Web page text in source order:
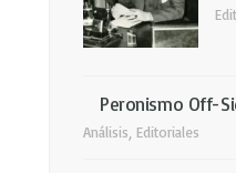
Peronismo Off-
Análisis Editoriales